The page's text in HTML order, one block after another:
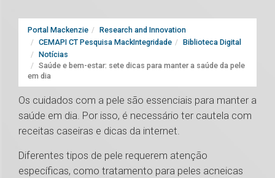
Portal Mackenzie
Research and Innovation
CEMAPI CT Pesquisa MackIntegridade
Biblioteca Digital
Notícias
Saúde e bem-estar: sete dicas para manter a saúde da pele
em dia
Os cuidados com a pele são essenciais para manter a
saúde em dia. Por isso, é necessário ter cautela com
receitas caseiras e dicas da internet.
Diferentes tipos de pele requerem atenção
específicas, como tratamento para peles acneicas